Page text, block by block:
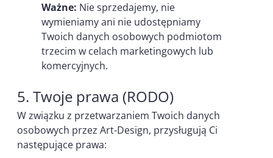
Ważne: Nie sprzedajemy, nie
wymieniamy ani nie udostępniamy
Twoich danych osobowych podmiotom
trzecim w celach marketingowych lub
komercyjnych.
5. Twoje prawa (RODO)
W związku z przetwarzaniem Twoich danych
osobowych przez Art-Design, przysługują Ci
następujące prawa: